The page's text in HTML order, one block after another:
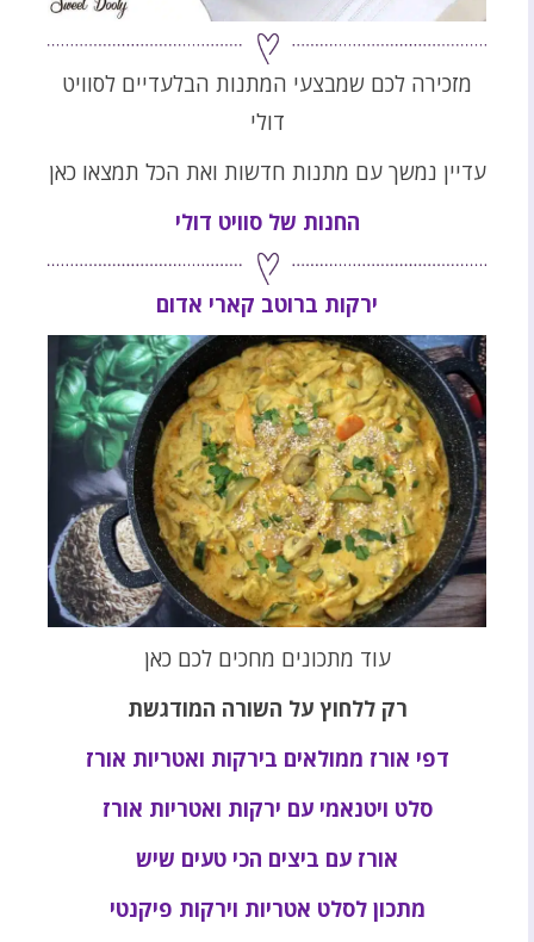
מזכירה לכם שמבצעי המתנות הבלעדיים לסוויט
דולי
עדיין נמשך עם מתנות חדשות ואת הכל תמצאו כאן
החנות של סוויט דולי
ירקות ברוטב קארי אדום
עוד מתכונים מחכים לכם כאן
רק ללחוץ על השורה המודגשת
דפי אורז ממולאים בירקות ואטריות אורז
סלט ויטנאמי עם ירקות ואטריות אורז
אורז עם ביצים הכי טעים שיש
מתכון לסלט אטריות וירקות פיקנטי